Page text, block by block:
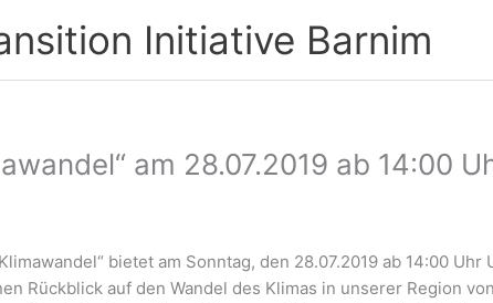
Initiative Barnim
am 28.07.2019 ab 14:00
bietet am Sonntag, den 28.07.2019 ab 14:00 Uhr
Rückblick auf den Wandel des Klimas in unserer Region